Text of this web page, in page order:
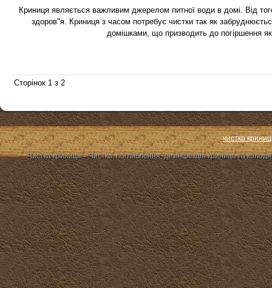
Криниця являється важливим джерелом питної води в домі. Від
здоров"я. Криниця з часом потребує чистки так як
домішками, що призводить до погіршення
Сторінок 1 з 2
чистка
Чистка криниць: >Чиcтка, поглиблення, дезінфекція криниць та